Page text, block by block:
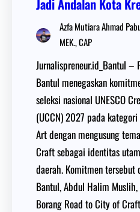
Jadi Andalan Kota
Azfa Mutiara Ahmad
MEK., CAP
Jurnalispreneur.id_Bantul –
Bantul menegaskan
seleksi nasional UNESCO
(UCCN) 2027 pada
Art dengan mengusung
Craft sebagai identitas
daerah. Komitmen tersebut
Bantul, Abdul Halim
Borang Road to City of